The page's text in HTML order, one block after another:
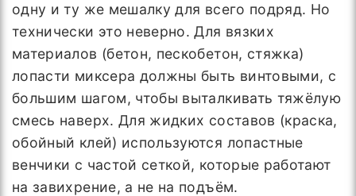
одну и ту же мешалку для всего подряд. Но
технически это неверно. Для вязких
материалов (бетон, пескобетон, стяжка)
лопасти миксера должны быть винтовыми, с
большим шагом, чтобы выталкивать тяжёлую
смесь наверх. Для жидких составов (краска,
обойный клей) используются лопастные
венчики с частой сеткой, которые работают
на завихрение, а не на подъём.